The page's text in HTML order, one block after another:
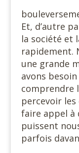
Et, d’autre
la société et
rapidement.
une grande
avons
comprendre
percevoir
faire appel à
puissent
parfois